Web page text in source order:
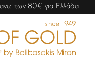
των 80€ για Ελλάδα